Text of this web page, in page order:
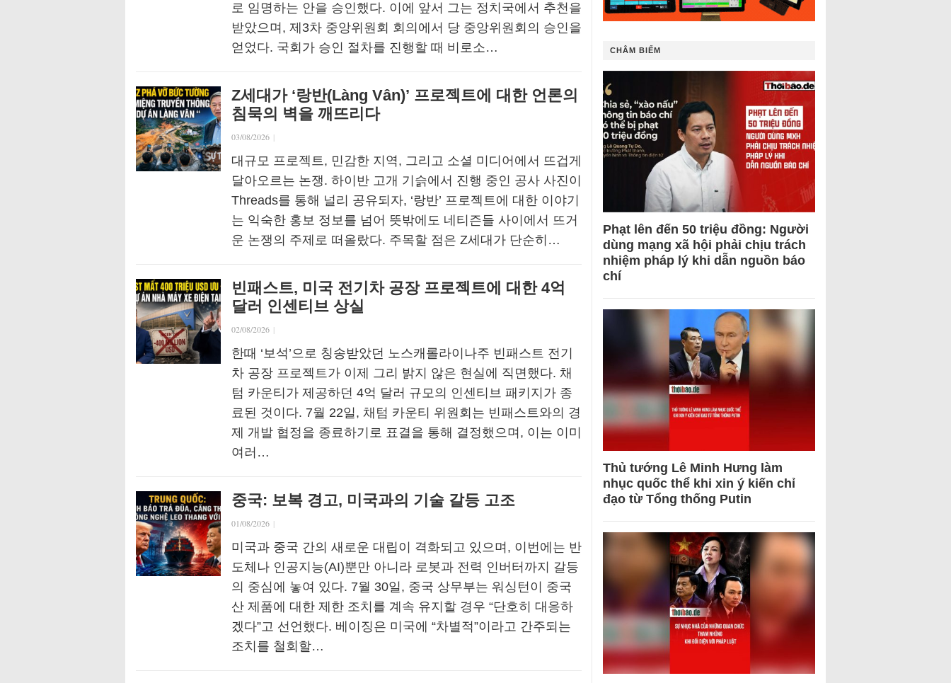
로 임명하는 안을 승인했다. 이에 앞서 그는 정치국에서 추천을
받았으며, 제3차 중앙위원회 회의에서 당 중앙위원회의 승인을
얻었다. 국회가 승인 절차를 진행할 때 비로소…
Z세대가 ‘랑반(Làng Vân)’ 프로젝트에 대한 언론의
침묵의 벽을 깨뜨리다
03/08/2026 |
대규모 프로젝트, 민감한 지역, 그리고 소셜 미디어에서 뜨겁게
달아오르는 논쟁. 하이반 고개 기슭에서 진행 중인 공사 사진이
Threads를 통해 널리 공유되자, ‘랑반’ 프로젝트에 대한 이야기
는 익숙한 홍보 정보를 넘어 뜻밖에도 네티즌들 사이에서 뜨거
운 논쟁의 주제로 떠올랐다. 주목할 점은 Z세대가 단순히…
빈패스트, 미국 전기차 공장 프로젝트에 대한 4억
달러 인센티브 상실
02/08/2026 |
한때 ‘보석’으로 칭송받았던 노스캐롤라이나주 빈패스트 전기
차 공장 프로젝트가 이제 그리 밝지 않은 현실에 직면했다. 채
텀 카운티가 제공하던 4억 달러 규모의 인센티브 패키지가 종
료된 것이다. 7월 22일, 채텀 카운티 위원회는 빈패스트와의 경
제 개발 협정을 종료하기로 표결을 통해 결정했으며, 이는 이미
여러…
중국: 보복 경고, 미국과의 기술 갈등 고조
01/08/2026 |
미국과 중국 간의 새로운 대립이 격화되고 있으며, 이번에는 반
도체나 인공지능(AI)뿐만 아니라 로봇과 전력 인버터까지 갈등
의 중심에 놓여 있다. 7월 30일, 중국 상무부는 워싱턴이 중국
산 제품에 대한 제한 조치를 계속 유지할 경우 “단호히 대응하
겠다”고 선언했다. 베이징은 미국에 “차별적”이라고 간주되는
조치를 철회할…
CHÂM BIẾM
Phạt lên đến 50 triệu đồng: Người
dùng mạng xã hội phải chịu trách
nhiệm pháp lý khi dẫn nguồn báo
chí
Thủ tướng Lê Minh Hưng làm
nhục quốc thể khi xin ý kiến chỉ
đạo từ Tổng thống Putin